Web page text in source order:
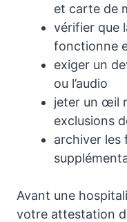
et carte de
vérifier que
fonctionne
exiger un
ou l’audio
jeter un œil
exclusions
archiver les
Avant une
votre attestation